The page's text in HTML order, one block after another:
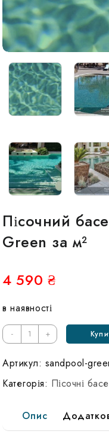
Пісочний
Green за м²
4 590₴
в наявності
- +
Артикул: sandpool-
Категорія: Пісочні
Опис